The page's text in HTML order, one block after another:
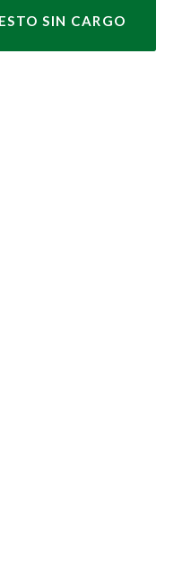
SIN CARGO